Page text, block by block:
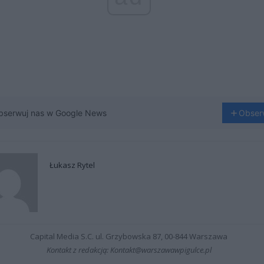
nas w Google News
Łukasz Rytel
Capital Media S.C. ul. Grzybowska 87, 00-844 Warszawa
Kontakt z redakcją: Kontakt@warszawawpigulce.pl